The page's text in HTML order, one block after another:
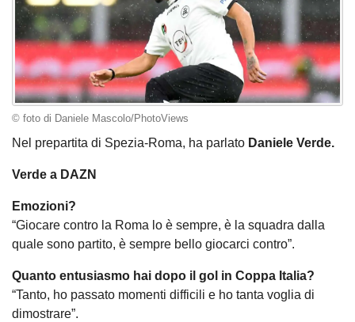
© foto di Daniele Mascolo/PhotoViews
Nel prepartita di Spezia-Roma, ha parlato Daniele Verde.
Verde a DAZN
Emozioni?
“Giocare contro la Roma lo è sempre, è la squadra dalla
quale sono partito, è sempre bello giocarci contro”.
Quanto entusiasmo hai dopo il gol in Coppa Italia?
“Tanto, ho passato momenti difficili e ho tanta voglia di
dimostrare”.